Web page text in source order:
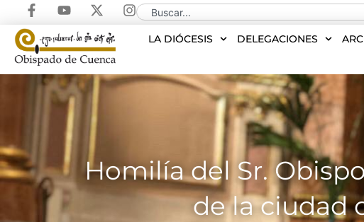
LA DIÓCESIS DELEGACIONES
Homilía del Sr.
de la ciudad